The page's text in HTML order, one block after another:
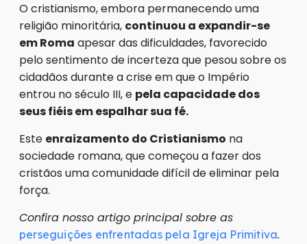
O cristianismo, embora permanecendo uma
religião minoritária, continuou a expandir-se
em Roma apesar das dificuldades, favorecido
pelo sentimento de incerteza que pesou sobre os
cidadãos durante a crise em que o Império
entrou no século III, e pela capacidade dos
seus fiéis em espalhar sua fé.
Este enraizamento do Cristianismo na
sociedade romana, que começou a fazer dos
cristãos uma comunidade difícil de eliminar pela
força.
Confira nosso artigo principal sobre as
perseguições enfrentadas pela Igreja Primitiva.